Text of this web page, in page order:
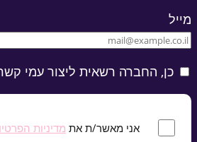
מייל
כן, החברה רשאית ליצור עמי
אני מאשר/ת את מדיניות